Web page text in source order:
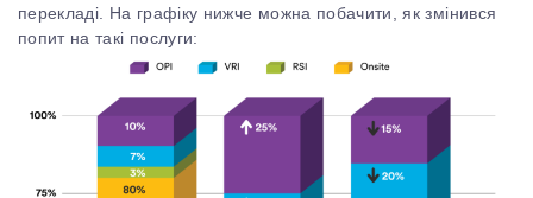
перекладі. На графіку нижче можна побачити, як змінився
попит на такі послуги: